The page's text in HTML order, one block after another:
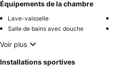
Équipements de la chambre
Lave-vaisselle
Salle de bains avec douche
Voir plus
Installations sportives